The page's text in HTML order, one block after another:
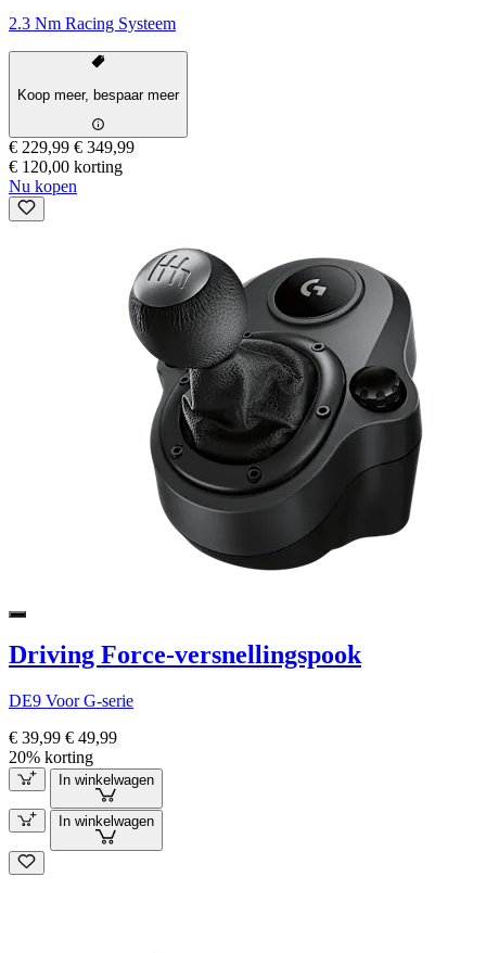
2.3 Nm Racing Systeem
Koop meer, bespaar meer
€ 229,99 € 349,99
€ 120,00 korting
Nu kopen
Driving Force-versnellingspook
DE9 Voor G-serie
€ 39,99 € 49,99
20% korting
In winkelwagen
In winkelwagen